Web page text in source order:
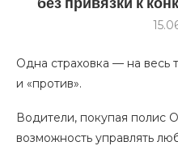
Одна страховка — на весь
и «против».
Водители, покупая полис
возможность управлять